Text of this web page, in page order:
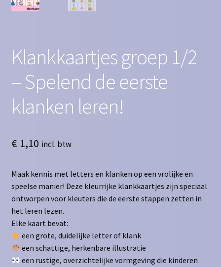
Winkel
Klankkaartjes groep 1/2
– Spelend de eerste
klanken leren!
€1,10 incl. btw
Maak kennis met letters en klanken op een vrolijke en
speelse manier! Deze kleurrijke klankkaartjes zijn speciaal
ontworpen voor kleuters die de eerste stappen zetten in
het leren lezen.
Elke kaart bevat:
een grote, duidelijke letter of klank
een schattige, herkenbare illustratie
een rustige, overzichtelijke vormgeving die kinderen